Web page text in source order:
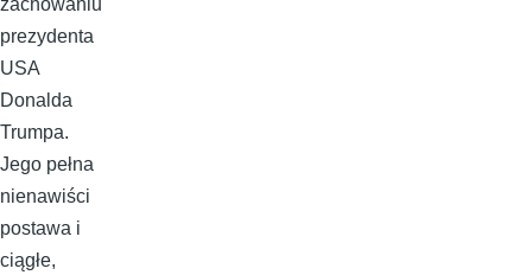
zachowaniu
prezydenta
USA
Donalda
Trumpa.
Jego pełna
nienawiści
postawa i
ciągłe,